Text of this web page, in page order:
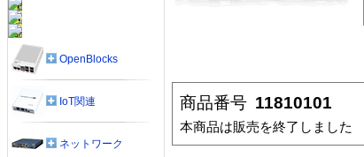
商品番号 11810101
本商品は販売を終了しました
OpenBlocks
IoT関連
ネットワーク